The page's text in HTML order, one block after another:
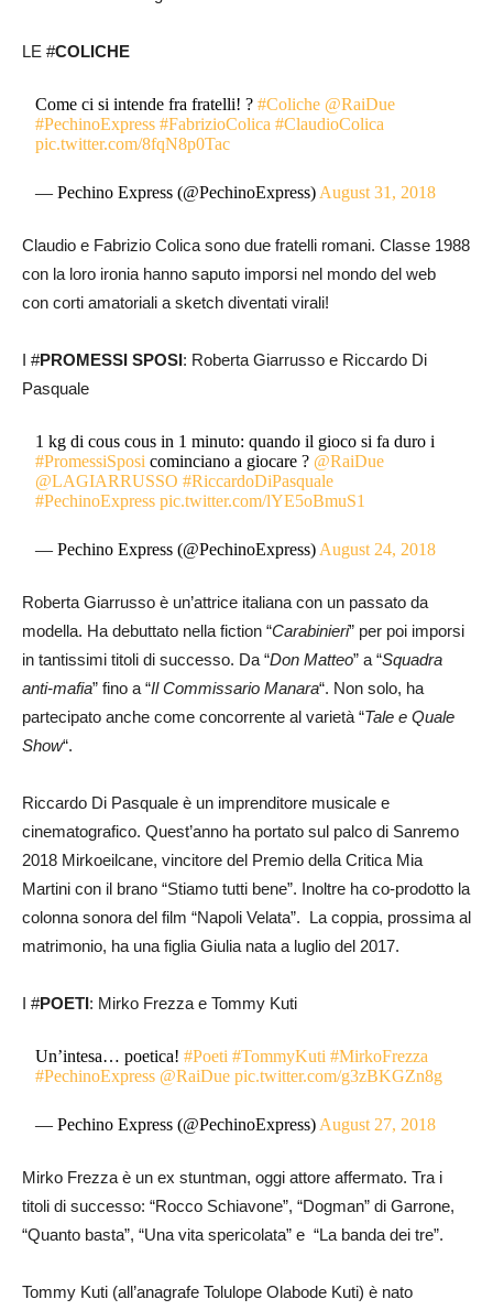
LE #COLICHE
Come ci si intende fra fratelli! ?#Coliche @RaiDue
#PechinoExpress #FabrizioColica #ClaudioColica
pic.twitter.com/8fqN8p0Tac
— Pechino Express (@PechinoExpress) August 31, 2018
Claudio e Fabrizio Colica sono due fratelli romani. Classe 1988
con la loro ironia hanno saputo imporsi nel mondo del web
con corti amatoriali a sketch diventati virali!
I #PROMESSI SPOSI: Roberta Giarrusso e Riccardo Di
Pasquale
1 kg di cous cous in 1 minuto: quando il gioco si fa duro i
#PromessiSposi cominciano a giocare ? @RaiDue
@LAGIARRUSSO #RiccardoDiPasquale
#PechinoExpress pic.twitter.com/lYE5oBmuS1
— Pechino Express (@PechinoExpress) August 24, 2018
Roberta Giarrusso è un’attrice italiana con un passato da
modella. Ha debuttato nella fiction “Carabinieri” per poi imporsi
in tantissimi titoli di successo. Da “Don Matteo” a “Squadra
anti-mafia” fino a “Il Commissario Manara“. Non solo, ha
partecipato anche come concorrente al varietà “Tale e Quale
Show“.
Riccardo Di Pasquale è un imprenditore musicale e
cinematografico. Quest’anno ha portato sul palco di Sanremo
2018 Mirkoeilcane, vincitore del Premio della Critica Mia
Martini con il brano “Stiamo tutti bene”. Inoltre ha co-prodotto la
colonna sonora del film “Napoli Velata”. La coppia, prossima al
matrimonio, ha una figlia Giulia nata a luglio del 2017.
I #POETI: Mirko Frezza e Tommy Kuti
Un’intesa… poetica!#Poeti #TommyKuti #MirkoFrezza
#PechinoExpress @RaiDue pic.twitter.com/g3zBKGZn8g
— Pechino Express (@PechinoExpress) August 27, 2018
Mirko Frezza è un ex stuntman, oggi attore affermato. Tra i
titoli di successo: “Rocco Schiavone”, “Dogman” di Garrone,
“Quanto basta”, “Una vita spericolata” e “La banda dei tre”.
Tommy Kuti (all’anagrafe Tolulope Olabode Kuti) è nato